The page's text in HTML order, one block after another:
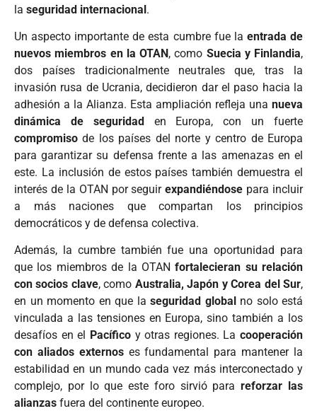
la seguridad internacional.
Un aspecto importante de esta cumbre fue la entrada de
nuevos miembros en la OTAN, como Suecia y Finlandia,
dos países tradicionalmente neutrales que, tras la
invasión rusa de Ucrania, decidieron dar el paso hacia la
adhesión a la Alianza. Esta ampliación refleja una nueva
dinámica de seguridaden Europa, con un fuerte
compromiso de los países del norte y centro de Europa
para garantizar su defensa frente a las amenazas en el
este. La inclusión de estos países también demuestra el
interés de la OTAN por seguirexpandiéndose para incluir
a más naciones que compartan los principios
democráticos y de defensa colectiva.
Además, la cumbre también fue una oportunidad para
que los miembros de la OTANfortalecieran su relación
con socios clave, como Australia, Japón y Corea del Sur,
en un momento en que la seguridad global no solo está
vinculada a las tensiones en Europa, sino también a los
desafíos en el
Pacíficoy otras regiones. La cooperación
con aliados externoses fundamental para mantener la
estabilidad en un mundo cada vez más interconectado y
complejo, por lo que este foro sirvió parareforzar las
alianzas fuera del continente europeo.